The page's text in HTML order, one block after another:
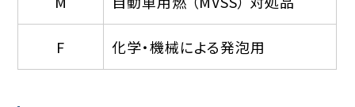
F 化学・機械による発泡用